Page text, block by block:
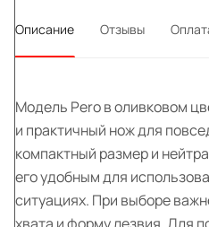
Описание Отзывы
Модель Pero в оливковом
и практичный нож для
компактный размер и
его удобным для
ситуациях. При выборе